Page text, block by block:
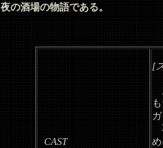
夜の酒場の物語である。
CAST
[